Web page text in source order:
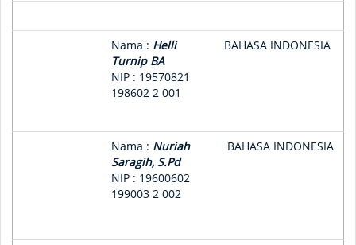
Nama : Helli
Turnip BA
NIP : 19570821
198602 2 001
BAHASA INDONESIA
Nama : Nuriah
Saragih, S.Pd
NIP : 19600602
199003 2 002
BAHASA INDONESIA